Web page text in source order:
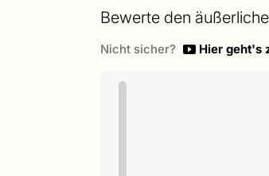
Bewerte den
Nicht sicher? Hier geht's